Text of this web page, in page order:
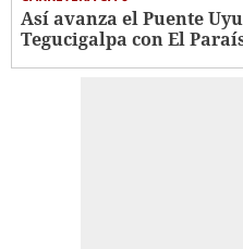
Así avanza el Puente
Tegucigalpa con El